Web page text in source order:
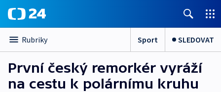
Rubriky Sport SLEDOVAT
První český remorkér vyráží
na cestu k polárnímu kruhu